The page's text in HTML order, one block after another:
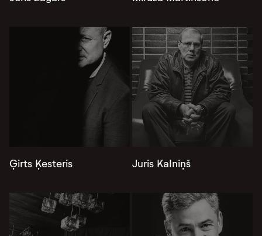
Ģirts Ķesteris Juris Kalniņš